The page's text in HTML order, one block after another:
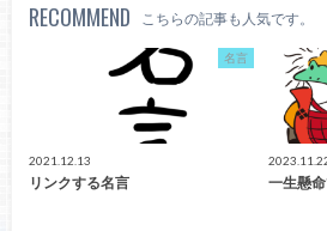
RECOMMEND こちらの記事も人気です。
名言
2021.12.13
リンクする名言 一生懸命